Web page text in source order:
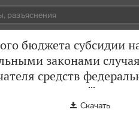
бюджета
законами
средств
Скачать